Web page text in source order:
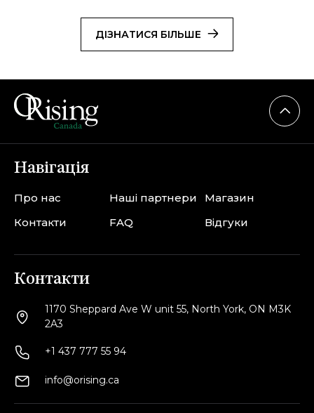
ДІЗНАТИСЯ БІЛЬШЕ
Навігація
Про нас Наші партнери
Магазин
Контакти
FAQ Відгуки
Контакти
1170 Sheppard Ave W unit 55, North York, ON M3K
2A3
+1 437 777 55 94
info@orising.ca